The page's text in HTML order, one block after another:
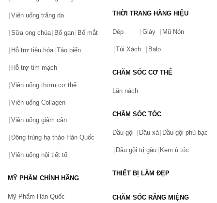
định nghiêm ngặt để đáp ứng đầy đủ các tiêu chuẩn về chất
lượng, hiệu quả cũng như khả năng tương thích, độ lành tính với
Các dòng sản phẩm của Dr.Ci:Labo
Làm sạch da:
Dầu tẩy trang Labo Labo Super-Keana Oil Cleansing
Sữa rửa mặt Labo Labo Super Keana Washing
Kem dưỡng se khít lỗ chân lông Labo Labo Super Keana Gel
Kem dưỡng trắng mịn da Aqua Collagen Gel BIHAKU EX
Viên uống trắng da
Sữa ong chúa Bổ gan Bổ mắt
Hỗ trợ tiêu hóa Tảo biển
Hỗ trợ tim mạch
Viên uống thơm cơ thể
Viên uống Collagen
Viên uống giảm cân
Đông trùng hạ thảo Hàn Quốc
Viên uống nội tiết tố
MỸ PHẨM CHÍNH HÃNG
Mỹ Phẩm Hàn Quốc
THỜI TRANG HÀNG HIỆU
Dép Giày Mũ Nón
Túi Xách Balo
CHĂM SÓC CƠ THỂ
Lăn nách
CHĂM SÓC TÓC
Dầu gội Dầu xả Dầu gội phủ bạc
Dầu gội trị gàu Kem ủ tóc
THIẾT BỊ LÀM ĐẸP
CHĂM SÓC RĂNG MIỆNG